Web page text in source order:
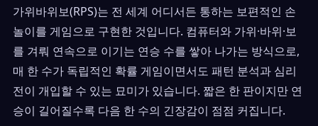
가위바위보(RPS)는 전 세계 어디서든 통하는 보편적인 손
놀이를 게임으로 구현한 것입니다. 컴퓨터와 가위·바위·보
를 겨뤄 연속으로 이기는 연승 수를 쌓아 나가는 방식으로,
매 한 수가 독립적인 확률 게임이면서도 패턴 분석과 심리
전이 개입할 수 있는 묘미가 있습니다. 짧은 한 판이지만 연
승이 길어질수록 다음 한 수의 긴장감이 점점 커집니다.